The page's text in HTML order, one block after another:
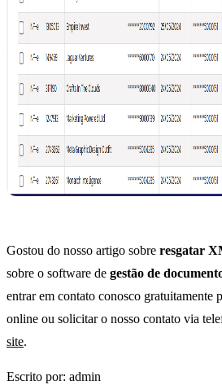
Gostou do nosso artigo sobre resgatar
sobre o software de gestão de
entrar em contato conosco gratuitamente
online ou solicitar o nosso contato via
site.
Escrito por: admin